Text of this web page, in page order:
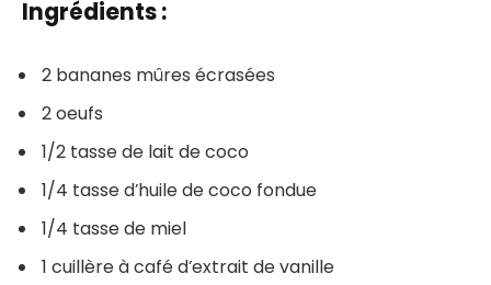
Ingrédients :
2 bananes mûres écrasées
2 oeufs
1/2 tasse de lait de coco
1/4 tasse d’huile de coco fondue
1/4 tasse de miel
1 cuillère à café d’extrait de vanille